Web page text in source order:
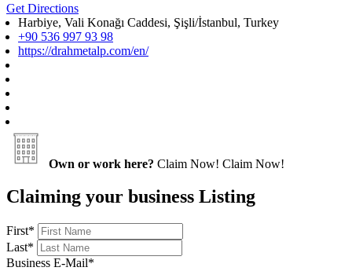
Get Directions
Harbiye, Vali Konağı Caddesi, Şişli/İstanbul, Turkey
+90 536 997 93 98
https://drahmetalp.com/en/
Own or work here? Claim Now! Claim Now!
Claiming your business Listing
First*
Last*
Business E-Mail*